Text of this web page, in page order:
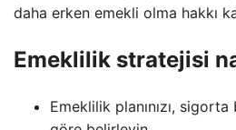
daha erken emekli olma hakkı
Emeklilik stratejisi
Emeklilik planınızı,